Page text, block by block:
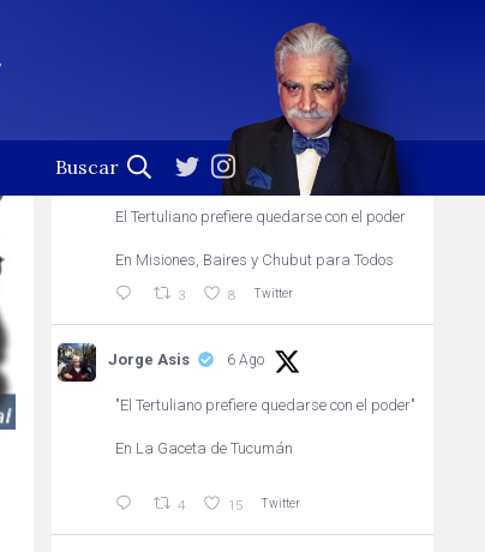
Seguir
Profesional de la palabra. (En esta cuenta no se leen
Jorge Asis 21h
El Tertuliano prefiere quedarse con el poder
En Misiones, Baires y Chubut para Todos
3 8 Twitter
Jorge Asis 6 Ago
"El Tertuliano prefiere quedarse con el poder"
En La Gaceta de Tucumán
4 15 Twitter